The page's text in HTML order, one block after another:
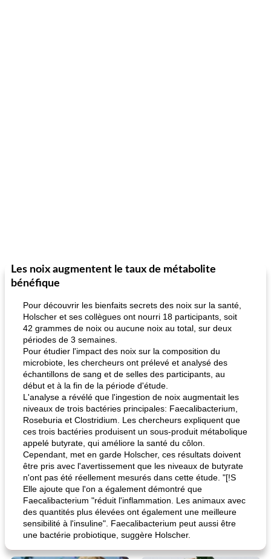
Les noix augmentent le taux de métabolite
bénéfique
Pour découvrir les bienfaits secrets des noix sur la santé,
Holscher et ses collègues ont nourri 18 participants, soit
42 grammes de noix ou aucune noix au total, sur deux
périodes de 3 semaines.
Pour étudier l'impact des noix sur la composition du
microbiote, les chercheurs ont prélevé et analysé des
échantillons de sang et de selles des participants, au
début et à la fin de la période d'étude.
L'analyse a révélé que l'ingestion de noix augmentait les
niveaux de trois bactéries principales: Faecalibacterium,
Roseburia et Clostridium. Les chercheurs expliquent que
ces trois bactéries produisent un sous-produit métabolique
appelé butyrate, qui améliore la santé du côlon.
Cependant, met en garde Holscher, ces résultats doivent
être pris avec l'avertissement que les niveaux de butyrate
n'ont pas été réellement mesurés dans cette étude. "[!S
Elle ajoute que l'on a également démontré que
Faecalibacterium "réduit l'inflammation. Les animaux avec
des quantités plus élevées ont également une meilleure
sensibilité à l'insuline". Faecalibacterium peut aussi être
une bactérie probiotique, suggère Holscher.